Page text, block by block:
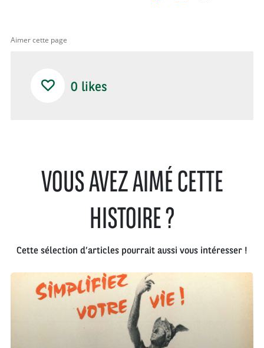
Aimer cette page
0 likes
VOUS AVEZ AIMÉ CETTE
HISTOIRE ?
Cette sélection d’articles pourrait aussi vous intéresser !